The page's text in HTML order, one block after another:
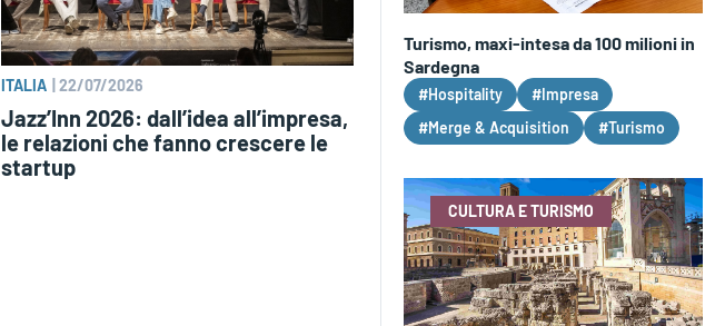
ITALIA |22/07/2026
Jazz’Inn 2026: dall’idea all’impresa,
le relazioni che fanno crescere le
startup
Turismo, maxi-intesa da 100 milioni in
Sardegna
#Hospitality
#Impresa
#Merge & Acquisition
#Turismo
CULTURA E TURISMO